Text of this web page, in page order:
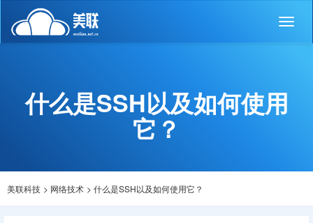
什么是SSH以及如何使用
它？
美联科技 > 网络技术 > 什么是SSH以及如何使用它？